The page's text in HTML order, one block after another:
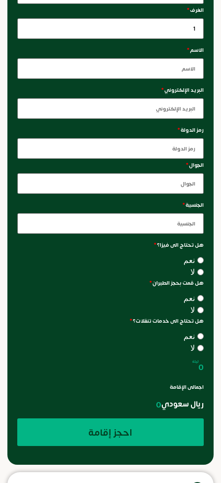
الغرف*
الاسم*
البريد الإلكتروني*
رمز الدولة*
الجوال*
الجنسية*
هل تحتاج الى فيزا؟*
نعم
لا
هل قمت بحجز الطيران*
نعم
لا
هل تحتاج الى خدمات تنقلات؟*
نعم
لا
0ليلة
اجمالى الإقامة
ريال سعودي0
احجز إقامة